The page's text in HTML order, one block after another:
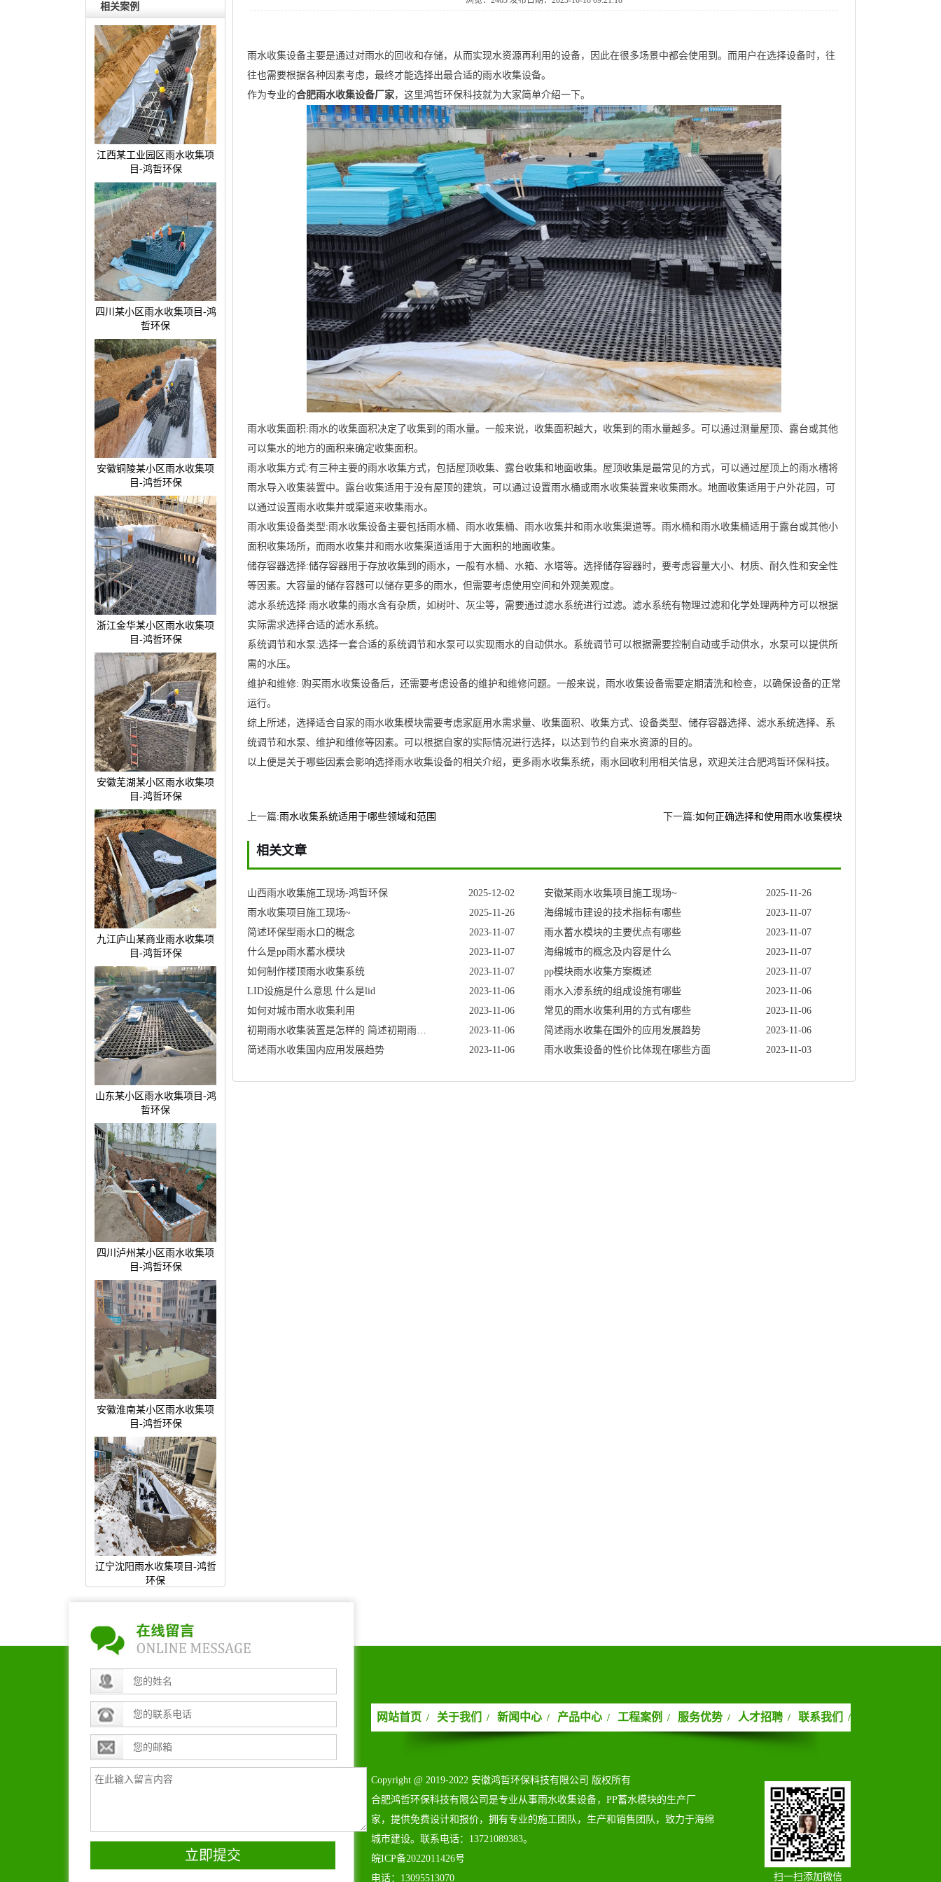
相关案例
江西某工业园区雨水收集项
目-鸿哲环保
四川某小区雨水收集项目-鸿
哲环保
安徽铜陵某小区雨水收集项
目-鸿哲环保
浙江金华某小区雨水收集项
目-鸿哲环保
安徽芜湖某小区雨水收集项
目-鸿哲环保
九江庐山某商业雨水收集项
目-鸿哲环保
山东某小区雨水收集项目-鸿
哲环保
四川泸州某小区雨水收集项
目-鸿哲环保
安徽淮南某小区雨水收集项
目-鸿哲环保
辽宁沈阳雨水收集项目-鸿哲
环保
雨水收集设备主要是通过对雨水的回收和存储，从而实现水资源再利用的设备，因此在很多场景中都会使用到。而用户在选择设备时，往
往也需要根据各种因素考虑，最终才能选择出最合适的雨水收集设备。
作为专业的合肥雨水收集设备厂家，这里鸿哲环保科技就为大家简单介绍一下。
雨水收集面积:雨水的收集面积决定了收集到的雨水量。一般来说，收集面积越大，收集到的雨水量越多。可以通过测量屋顶、露台或其他
可以集水的地方的面积来确定收集面积。
雨水收集方式:有三种主要的雨水收集方式，包括屋顶收集、露台收集和地面收集。屋顶收集是最常见的方式，可以通过屋顶上的雨水槽将
雨水导入收集装置中。露台收集适用于没有屋顶的建筑，可以通过设置雨水桶或雨水收集装置来收集雨水。地面收集适用于户外花园，可
以通过设置雨水收集井或渠道来收集雨水。
雨水收集设备类型:雨水收集设备主要包括雨水桶、雨水收集桶、雨水收集井和雨水收集渠道等。雨水桶和雨水收集桶适用于露台或其他小
面积收集场所，而雨水收集井和雨水收集渠道适用于大面积的地面收集。
储存容器选择:储存容器用于存放收集到的雨水，一般有水桶、水箱、水塔等。选择储存容器时，要考虑容量大小、材质、耐久性和安全性
等因素。大容量的储存容器可以储存更多的雨水，但需要考虑使用空间和外观美观度。
滤水系统选择:雨水收集的雨水含有杂质，如树叶、灰尘等，需要通过滤水系统进行过滤。滤水系统有物理过滤和化学处理两种方可以根据
实际需求选择合适的滤水系统。
系统调节和水泵:选择一套合适的系统调节和水泵可以实现雨水的自动供水。系统调节可以根据需要控制自动或手动供水，水泵可以提供所
需的水压。
维护和维修:购买雨水收集设备后，还需要考虑设备的维护和维修问题。一般来说，雨水收集设备需要定期清洗和检查，以确保设备的正常
运行。
综上所述，选择适合自家的雨水收集模块需要考虑家庭用水需求量、收集面积、收集方式、设备类型、储存容器选择、滤水系统选择、系
统调节和水泵、维护和维修等因素。可以根据自家的实际情况进行选择，以达到节约自来水资源的目的。
以上便是关于哪些因素会影响选择雨水收集设备的相关介绍，更多雨水收集系统，雨水回收利用相关信息，欢迎关注合肥鸿哲环保科技。
上一篇:雨水收集系统适用于哪些领域和范围 下一篇:如何正确选择和使用雨水收集模块
相关文章
山西雨水收集施工现场-鸿哲环保 2025-12-02 安徽某雨水收集项目施工现场~
2025-11-26
雨水收集项目施工现场~
2025-11-26 海绵城市建设的技术指标有哪些
2023-11-07
简述环保型雨水口的概念
2023-11-07 雨水蓄水模块的主要优点有哪些
2023-11-07
什么是pp雨水蓄水模块
2023-11-07 海绵城市的概念及内容是什么
2023-11-07
如何制作楼顶雨水收集系统
2023-11-07 pp模块雨水收集方案概述
2023-11-07
LID设施是什么意思什么是lid
2023-11-06 雨水入渗系统的组成设施有哪些
2023-11-06
如何对城市雨水收集利用
2023-11-06 常见的雨水收集利用的方式有哪些
2023-11-06
2023-11-06 简述雨水收集在国外的应用发展趋势
2023-11-06
简述雨水收集国内应用发展趋势
2023-11-06 雨水收集设备的性价比体现在哪些方面 2023-11-03
立即提交
网站首页 / 关于我们 / 新闻中心 / 产品中心 / 工程案例 / 服务优势 / 人才招聘 / 联系我们 /
Copyright@2019-2022安徽鸿哲环保科技有限公司版权所有
合肥鸿哲环保科技有限公司是专业从事雨水收集设备，PP蓄水模块的生产厂
家，提供免费设计和报价，拥有专业的施工团队，生产和销售团队，致力于海绵
城市建设。联系电话：13721089383。
皖ICP备2022011426号
电话：13095513070
扫一扫添加微信